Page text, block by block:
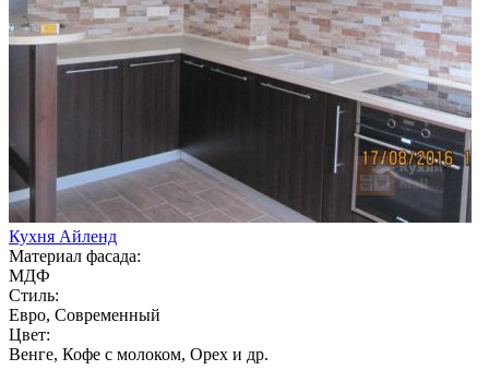
Кухня Айленд
Материал фасада:
МДФ
Стиль:
Евро, Современный
Цвет:
Венге, Кофе с молоком, Орех и др.